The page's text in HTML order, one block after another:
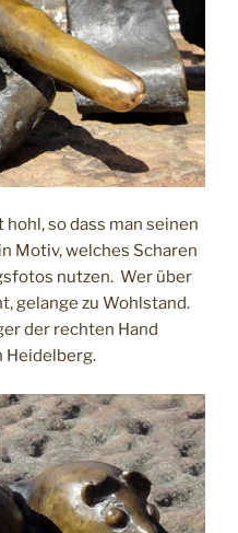
so dass man seinen
Motiv, welches Scharen
nutzen. Wer über
gelange zu Wohlstand.
der rechten Hand
Heidelberg.